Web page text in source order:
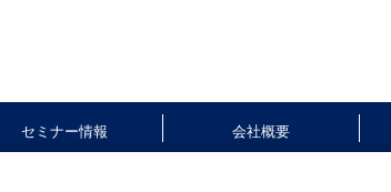
セミナー情報 会社概要